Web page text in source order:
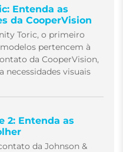
Entenda as
da CooperVision
Toric, o primeiro
pertencem à
da CooperVision,
necessidades visuais
2: Entenda as
da Johnson &